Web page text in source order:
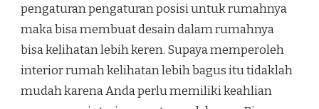
pengaturan pengaturan posisi untuk rumahnya
maka bisa membuat desain dalam rumahnya
bisa kelihatan lebih keren. Supaya memperoleh
interior rumah kelihatan lebih bagus itu tidaklah
mudah karena Anda perlu memiliki keahlian